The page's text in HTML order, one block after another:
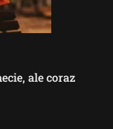
ale coraz